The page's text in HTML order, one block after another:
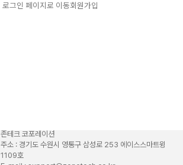
로그인 페이지로 이동회원가입
존테크 코포레이션
주소 : 경기도 수원시 영통구 삼성로 253 에이스스마트윙
1109호